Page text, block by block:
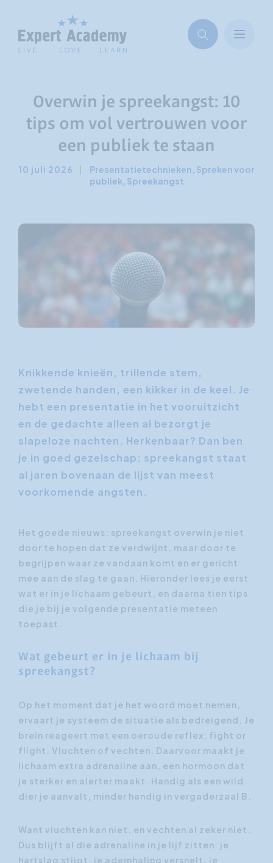
Overwin je spreekangst: 10
tips om vol vertrouwen voor
een publiek te staan
10 juli 2026 | Presentatietechnieken, Spreken voor
publiek, Spreekangst
Knikkende knieën, trillende stem,
zwetende handen, een kikker in de keel. Je
hebt een presentatie in het vooruitzicht
en de gedachte alleen al bezorgt je
slapeloze nachten. Herkenbaar? Dan ben
je in goed gezelschap: spreekangst staat
al jaren bovenaan de lijst van meest
voorkomende angsten.
Het goede nieuws: spreekangst overwin je niet
door te hopen dat ze verdwijnt, maar door te
begrijpen waar ze vandaan komt en er gericht
mee aan de slag te gaan. Hieronder lees je eerst
wat er in je lichaam gebeurt, en daarna tien tips
die je bij je volgende presentatie meteen
toepast.
Wat gebeurt er in je lichaam bij
spreekangst?
Op het moment dat je het woord moet nemen,
ervaart je systeem de situatie als bedreigend. Je
brein reageert met een oeroude reflex: fight or
flight. Vluchten of vechten. Daarvoor maakt je
lichaam extra adrenaline aan, een hormoon dat
je sterker en alerter maakt. Handig als een wild
dier je aanvalt, minder handig in vergaderzaal B.
Want vluchten kan niet, en vechten al zeker niet.
Dus blijft al die adrenaline in je lijf zitten: je
hartslag stijgt, je ademhaling versnelt, je